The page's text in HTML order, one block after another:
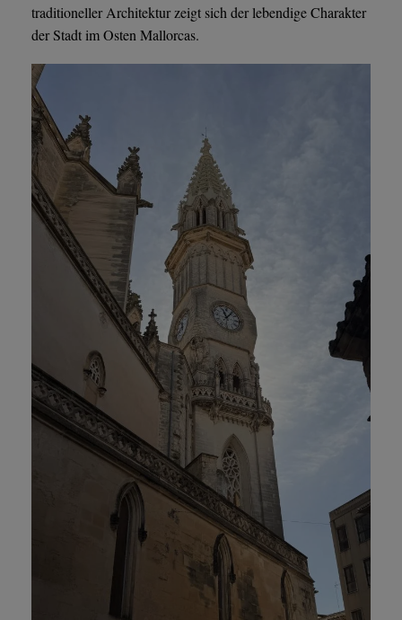
traditioneller Architektur zeigt sich der lebendige Charakter
der Stadt im Osten Mallorcas.